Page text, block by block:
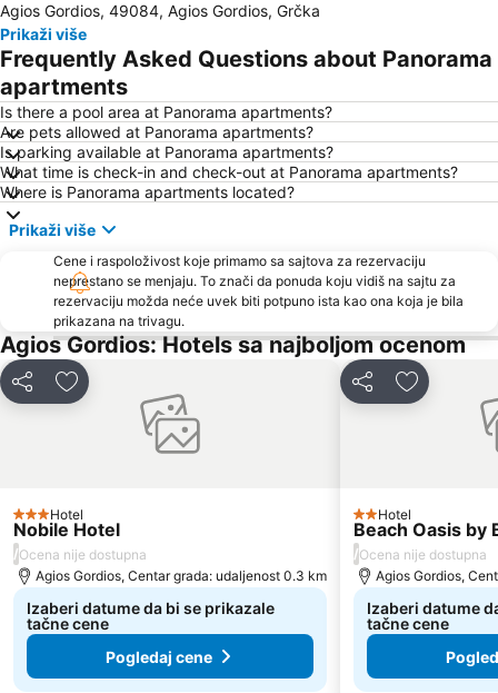
Arillas Beach
Liston
Aghios Georgios Argirades
Nisaki
Plaža Bella Vraka
Corfu International Airport
Plaža Kavos
Igoumenitsa
Lefkas - Town
Μoraitika
Paralies Kassiopis
Plava laguna
Mikri Ammos
Alykes Potamou
Ionian Academy
Agios Spyridon Church
Kerasia
Acharavi
Syri i Kaltër
Paxi
Ekthesiako Kentro Kerkuras Corexpo
Agios Georgios
Agios Gordios, 49084, Agios Gordios, Grčka
Prikaži više
Frequently Asked Questions about Panorama
apartments
Is there a pool area at Panorama apartments?
Are pets allowed at Panorama apartments?
Is parking available at Panorama apartments?
What time is check-in and check-out at Panorama apartments?
Where is Panorama apartments located?
Prikaži više
Cene i raspoloživost koje primamo sa sajtova za rezervaciju
neprestano se menjaju. To znači da ponuda koju vidiš na sajtu za
rezervaciju možda neće uvek biti potpuno ista kao ona koja je bila
prikazana na trivagu.
Agios Gordios: Hotels sa najboljom ocenom
Deli Dodati u favorite
3 Zvezdice
Hotel
Nobile Hotel
/Ocena nije dostupna
Agios Gordios, Centar grada: udaljenost 0.3 km
Izaberi datume da bi se prikazale
tačne cene
Pogledaj cene
Deli Dodati u
2 Zvezdice
Hotel
Beach Oasis by
/Ocena nije dostupna
Agios Gordios,
Izaberi datume
tačne cene